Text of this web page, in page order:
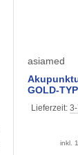
asiamed
GOLD-
mm
Lieferzeit:
inkl.